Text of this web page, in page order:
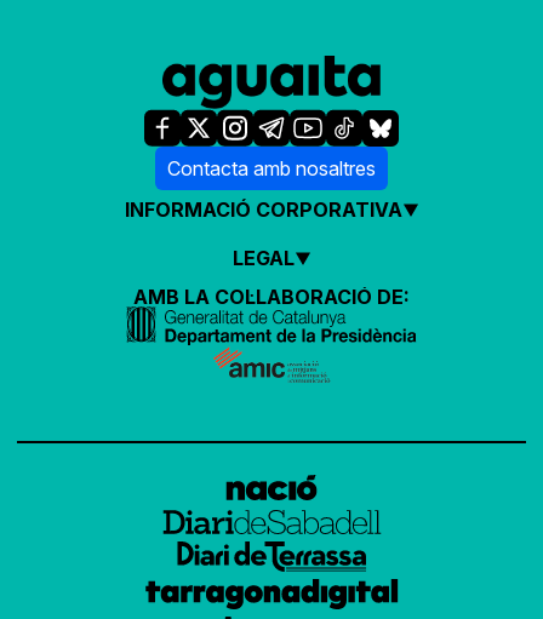
Contacta amb nosaltres
INFORMACIÓ CORPORATIVA
LEGAL
AMB LA COL·LABORACIÓ DE: